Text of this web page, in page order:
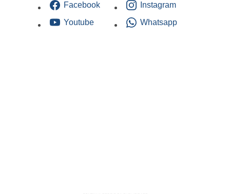
Facebook
Instagram
Youtube
Whatsapp